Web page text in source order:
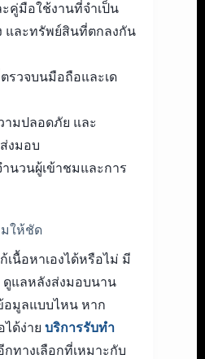
คู่มือใช้งานที่จำเป็น
และทรัพย์สินที่ตกลงกัน
ตรวจบนมือถือและเด
ามปลอดภัย และ
งมอบ
นวนผู้เข้าชมและการ
มให้ชัด
เนื้อหาเองได้หรือไม่ มี
ดูแลหลังส่งมอบนาน
อมูลแบบไหน หาก
ด้ง่าย บริการรับทำ
กทางเลือกที่เหมาะกับ